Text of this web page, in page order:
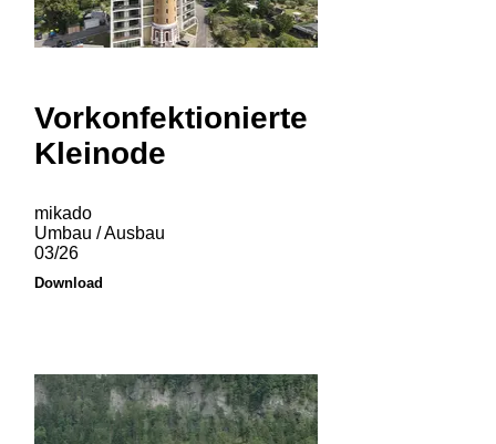
Vorkonfektionierte
Kleinode
mikado
Umbau / Ausbau
03/26
Download